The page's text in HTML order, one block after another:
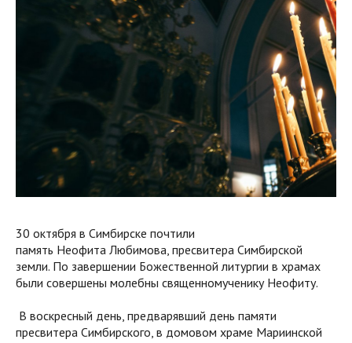
30 октября в Симбирске почтили
память Неофита Любимова, пресвитера Симбирской
земли. По завершении Божественной литургии в храмах
были совершены молебны священномученику Неофиту.
В воскресный день, предварявший день памяти
пресвитера Симбирского, в домовом храме Мариинской